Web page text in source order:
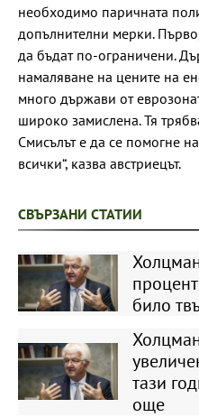
необходимо паричната
допълнителни мерки.
да бъдат по-ограничени.
намаляване на цените на
много държави от
широко замислена. Тя
Смисълът е да се помогне
всички“, казва австриецът.
СВЪРЗАНИ СТАТИИ
било
тази
още